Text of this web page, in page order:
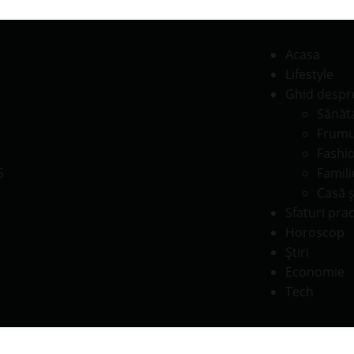
Acasa
Lifestyle
Ghid despre
Fashion
Casă
Sfaturi
Horoscop
Știri